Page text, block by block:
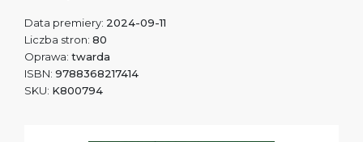
Data premiery: 2024-09-11
Liczba stron: 80
Oprawa: twarda
ISBN: 9788368217414
SKU: K800794